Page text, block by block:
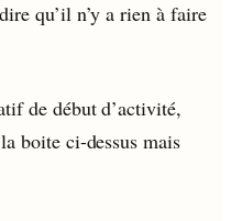
qu’il n’y a rien à faire
de début d’activité,
boite ci-dessus mais